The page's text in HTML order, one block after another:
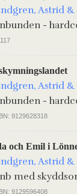
Astrid
-
Astrid
-
9129628318
och Emil i
Astrid
med
9129596408